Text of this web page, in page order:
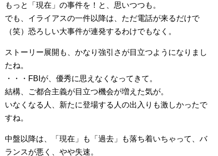
もっと「現在」の事件を！と、思いつつも。
でも、イライアスの一件以降は、ただ電話が来るだけで
（笑）恐ろしい大事件が連発するわけでもなく。
ストーリー展開も、かなり強引さが目立つようになりまし
たね。
・・・FBIが、優秀に思えなくなってきて。
結構、ご都合主義が目立つ機会が増えた気が。
いなくなる人、新たに登場する人の出入りも激しかったで
すね。
中盤以降は、「現在」も「過去」も落ち着いちゃって、バ
ランスが悪く、やや失速。